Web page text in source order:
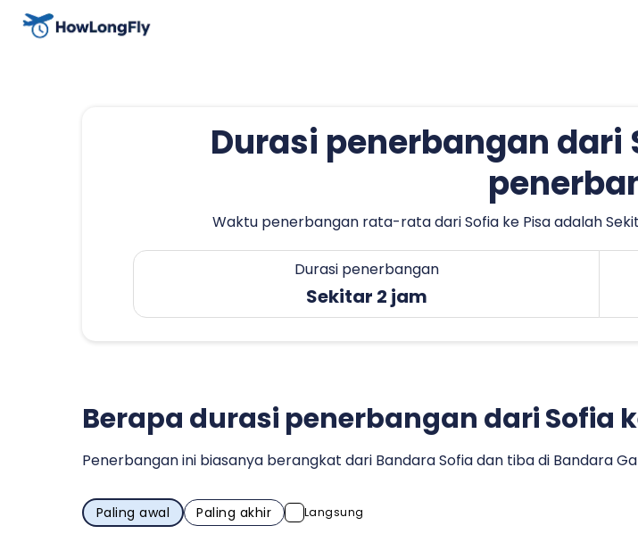
Durasi penerbangan dari
Waktu penerbangan rata-rata dari Sofia ke Pisa adalah
Durasi penerbangan
Sekitar 2 jam
Berapa durasi penerbangan dari Sofia
Penerbangan ini biasanya berangkat dari Bandara Sofia dan tiba di Bandara
Paling awal Paling akhir Langsung